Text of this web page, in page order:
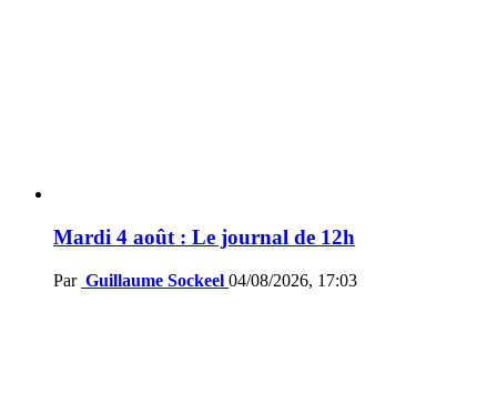
Mardi 4 août : Le journal de 12h
Par Guillaume Sockeel 04/08/2026, 17:03